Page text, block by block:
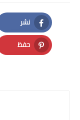
نشر
Facebook
حفظ
Pinterest